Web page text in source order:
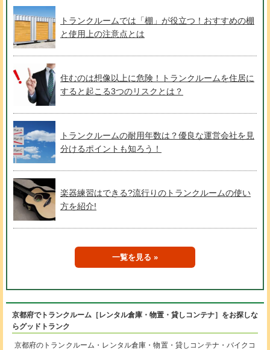
トランクルームでは「棚」が役立つ！おすすめの棚
と使用上の注意点とは
住むのは想像以上に危険！トランクルームを住居に
すると起こる3つのリスクとは？
トランクルームの耐用年数は？優良な運営会社を見
分けるポイントも知ろう！
楽器練習はできる?流行りのトランクルームの使い
方を紹介!
一覧を見る
京都府でトランクルーム［レンタル倉庫・物置・貸しコンテナ］をお探しな
らグッドトランク
京都府のトランクルーム・レンタル倉庫・物置・貸しコンテナ・バイクコ